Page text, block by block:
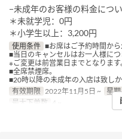
−未成年のお客様の料金につ
＊未就学児：0円
＊小学生以上：3,200円
使用条件 ■お席はご予約時間から
■当日のキャンセルはお一人様につ
※ご変更は前営業日までとなります
■全席禁煙席。
■20時以降の未成年の入店は致しか
有效期限 2022年11月5日 ~ 星期
最大下单数
4 ~